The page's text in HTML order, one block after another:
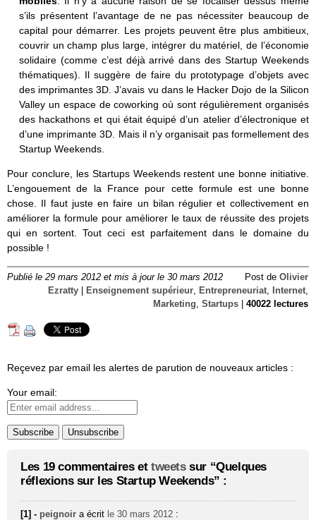
s’ils présentent l’avantage de ne pas nécessiter beaucoup de
capital pour démarrer. Les projets peuvent être plus ambitieux,
couvrir un champ plus large, intégrer du matériel, de l’économie
solidaire (comme c’est déjà arrivé dans des Startup Weekends
thématiques). Il suggère de faire du prototypage d’objets avec
des imprimantes 3D. J’avais vu dans le Hacker Dojo de la Silicon
Valley un espace de coworking où sont régulièrement organisés
des hackathons et qui était équipé d’un atelier d’électronique et
d’une imprimante 3D. Mais il n’y organisait pas formellement des
Startup Weekends.
Pour conclure, les Startups Weekends restent une bonne initiative.
L’engouement de la France pour cette formule est une bonne
chose. Il faut juste en faire un bilan régulier et collectivement en
améliorer la formule pour améliorer le taux de réussite des projets
qui en sortent. Tout ceci est parfaitement dans le domaine du
possible !
Publié le 29 mars 2012 et mis à jour le 30 mars 2012 Post de Olivier
Ezratty
Enseignement supérieur, Entrepreneuriat, Internet,
Marketing, Startups 40022 lectures
Reçevez par email les alertes de parution de nouveaux articles :
Your email:
Les 19 commentaires et tweetssur “Quelques
réflexions sur les Startup Weekends” :
[1] - peignoir a écrit le 30 mars 2012 :